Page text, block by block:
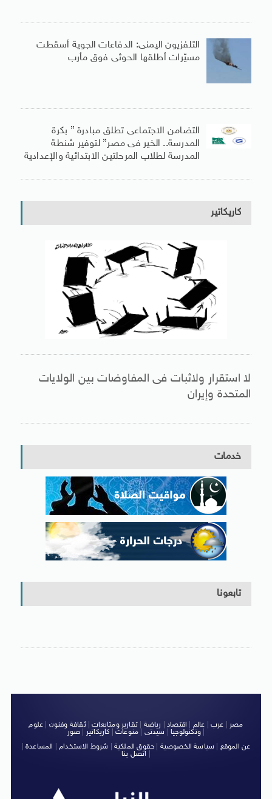
التلفزيون اليمنى: الدفاعات الجوية أسقطت
مسيّرات أطلقها الحوثى فوق مأرب
التضامن الاجتماعى تطلق مبادرة ” بكرة
المدرسة.. الخير فى مصر” لتوفير شنطة
المدرسة لطلاب المرحلتين الابتدائية والإعدادية
كاريكاتير
لا استقرار ولاثبات فى المفاوضات بين الولايات
المتحدة وإيران
خدمات
تابعونا
مصر عرب عالم اقتصاد رياضة |تقارير ومتابعات|ثقافة وفنون
علوم
وتكنولوجيا| سيدتى منوعات كاريكاتير صور
|
عن الموقع
سياسة الخصوصية حقوق الملكية شروط الاستخدام| المساعدة|
اتصل بنا